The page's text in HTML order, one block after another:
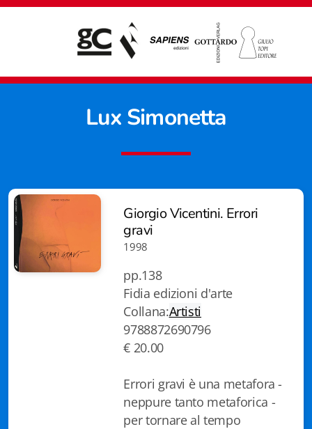
Lux Simonetta
Giorgio Vicentini. Errori
gravi
1998
pp.138
Fidia edizioni d'arte
Collana:Artisti
9788872690796
€ 20.00
Errori gravi è una metafora -
neppure tanto metaforica -
per tornare al tempo
Giampiero Casagrande editore
Biblioteca letteraria Nord-Sud